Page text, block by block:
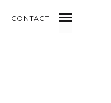
CONTACT